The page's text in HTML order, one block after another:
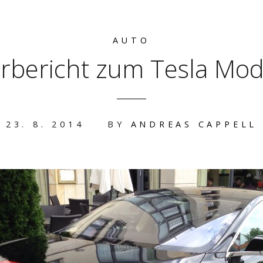
AUTO
zum Tesla
23. 8. 2014 BY ANDREAS CAPPELL